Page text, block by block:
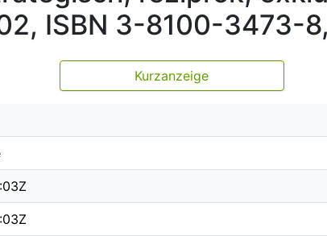
ISBN 3-8100-3473-
Kurzanzeige